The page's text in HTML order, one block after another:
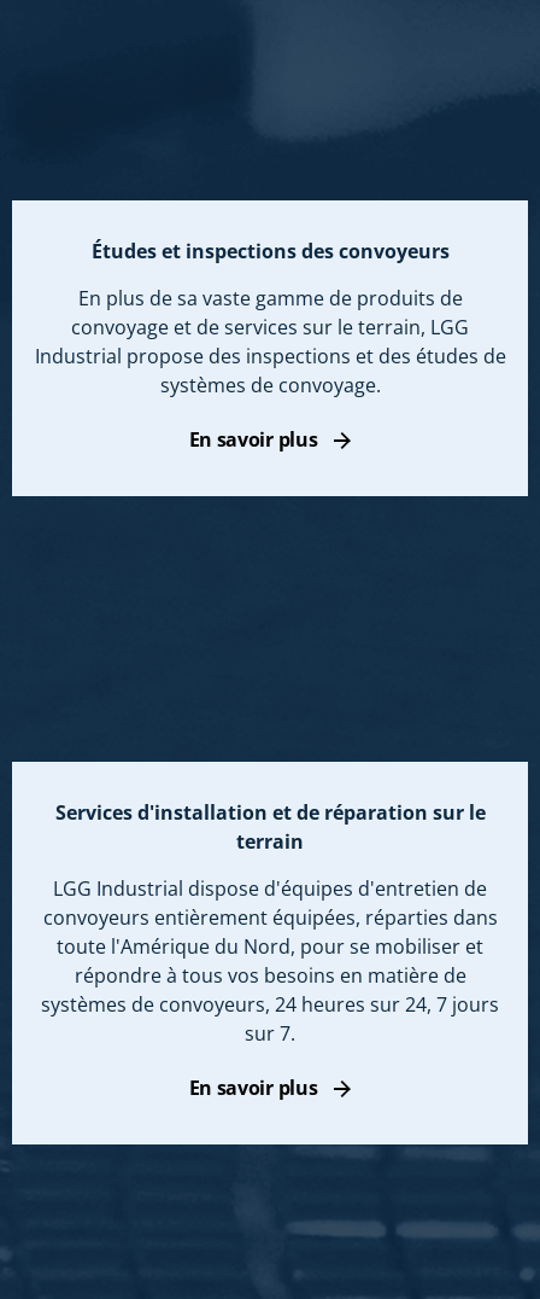
Études et inspections des convoyeurs
En plus de sa vaste gamme de produits de
convoyage et de services sur le terrain, LGG
Industrial propose des inspections et des études de
systèmes de convoyage.
En savoir plus
Services d'installation et de réparation sur le
terrain
LGG Industrial dispose d'équipes d'entretien de
convoyeurs entièrement équipées, réparties dans
toute l'Amérique du Nord, pour se mobiliser et
répondre à tous vos besoins en matière de
systèmes de convoyeurs, 24 heures sur 24, 7 jours
sur 7.
En savoir plus